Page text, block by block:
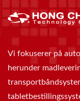
Vi fokuserer på
herunder